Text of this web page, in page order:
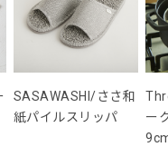
SASAWASHI/ささ和
紙パイルスリッパ
ー